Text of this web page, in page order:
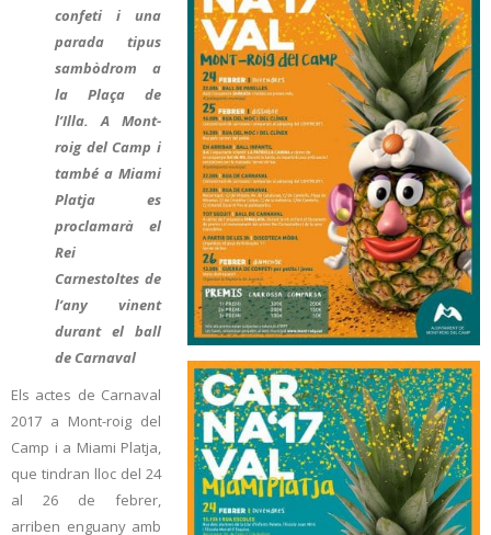
confeti i una
parada tipus
sambòdrom a
la Plaça de
l’Illa. A Mont-
roig del Camp i
també a Miami
Platja es
proclamarà el
Rei
Carnestoltes de
l’any vinent
durant el ball
de Carnaval
Els actes de Carnaval
2017 a Mont-roig del
Camp i a Miami Platja,
que tindran lloc del 24
al 26 de febrer,
arriben enguany amb